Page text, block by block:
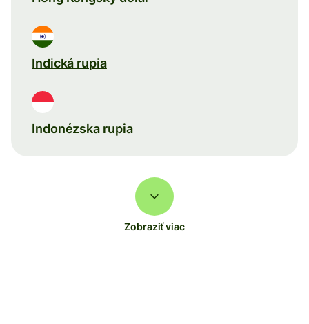
Indická rupia
Indonézska rupia
Zobraziť viac